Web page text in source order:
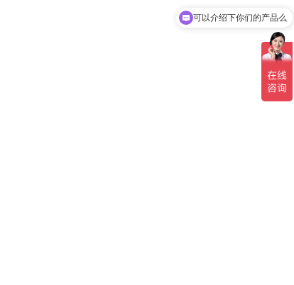
可以介绍下你们的产品么
你们是怎么收费的呢